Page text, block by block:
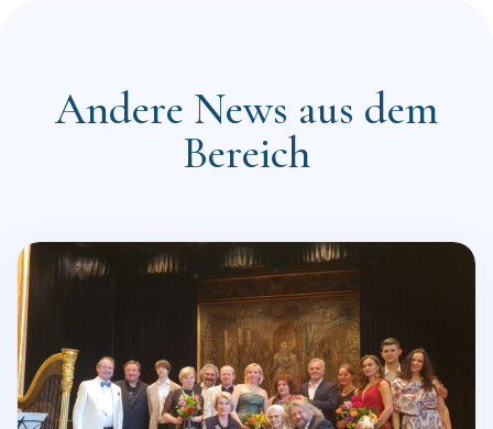
Andere News aus dem
Bereich